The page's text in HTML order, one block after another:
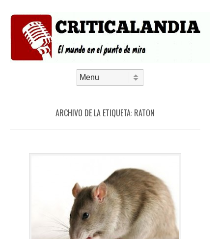
ARCHIVO DE LA ETIQUETA: RATON